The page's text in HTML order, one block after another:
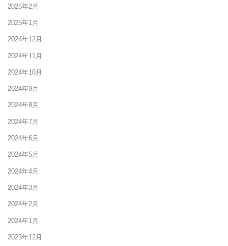
2025年2月
2025年1月
2024年12月
2024年11月
2024年10月
2024年9月
2024年8月
2024年7月
2024年6月
2024年5月
2024年4月
2024年3月
2024年2月
2024年1月
2023年12月